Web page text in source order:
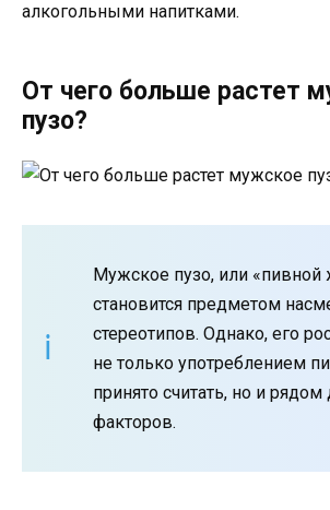
алкогольными напитками.
От чего больше растет
пузо?
Мужское пузо, или «пивной
становится предметом
стереотипов. Однако, его
не только употреблением
принято считать, но и рядом
факторов.